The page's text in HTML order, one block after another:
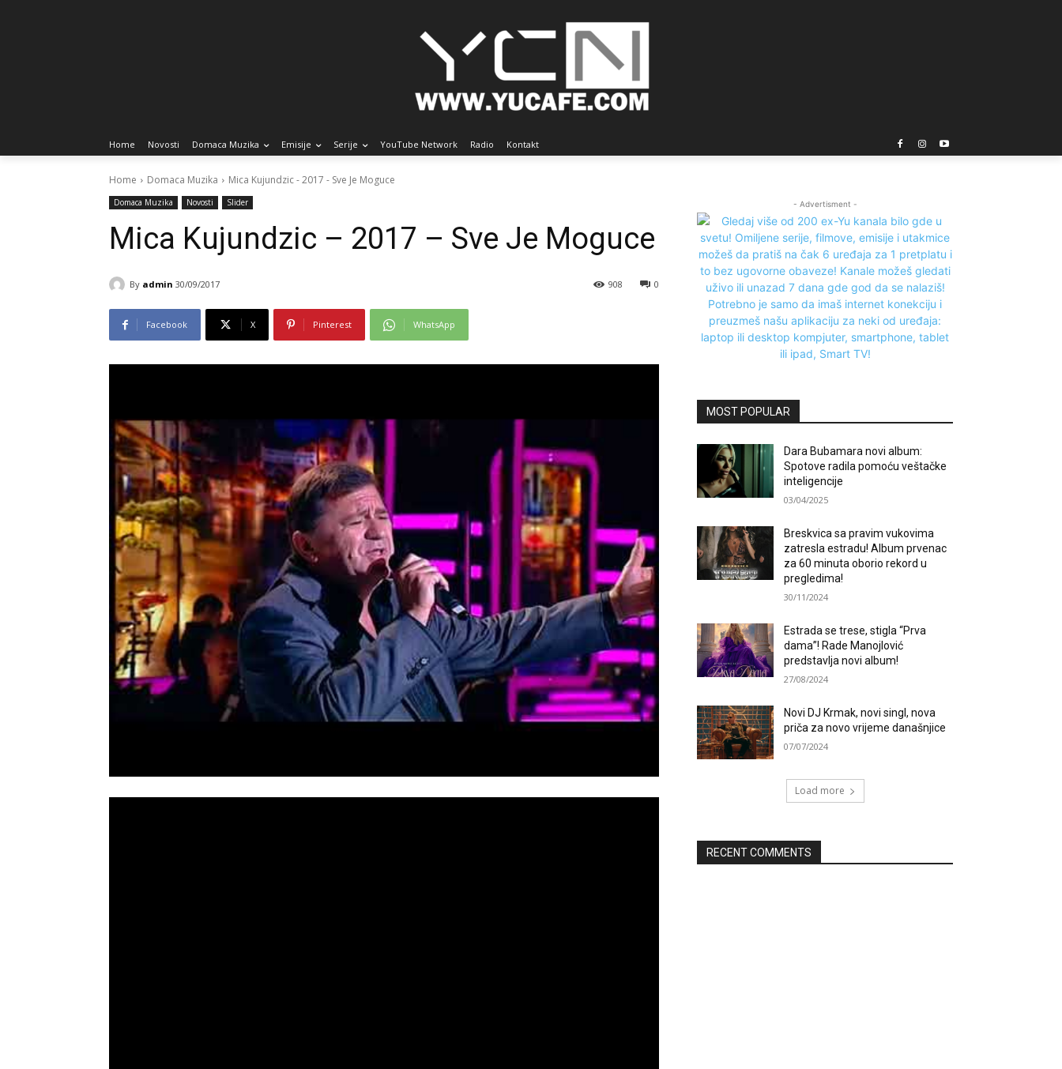
Home Novosti Domaca Muzika Emisije Serije YouTube Network Radio Kontakt
Home Domaca Muzika Mica Kujundzic - 2017 - Sve Je Moguce
Domaca Muzika Novosti Slider
Mica Kujundzic – 2017 – Sve Je Moguce
By admin 30/09/2017 0
908
Facebook X Pinterest WhatsApp
- Advertisment -
MOST POPULAR
Dara Bubamara novi album:
Spotove radila pomoću veštačke
inteligencije
03/04/2025
Breskvica sa pravim vukovima
zatresla estradu! Album prvenac
za 60 minuta oborio rekord u
pregledima!
30/11/2024
Estrada se trese, stigla “Prva
dama”! Rade Manojlović
predstavlja novi album!
27/08/2024
Novi DJ Krmak, novi singl, nova
priča za novo vrijeme današnjice
07/07/2024
Load more
RECENT COMMENTS